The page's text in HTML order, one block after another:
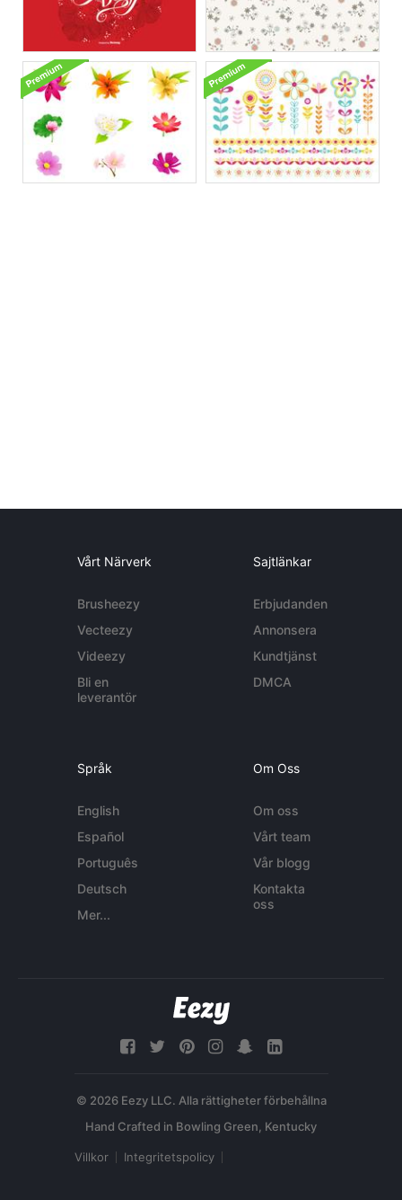
Vårt Närverk
Brusheezy
Vecteezy
Videezy
Bli en
leverantör
Sajtlänkar
Erbjudanden
Annonsera
Kundtjänst
DMCA
Språk
English
Español
Português
Deutsch
Mer...
Om Oss
Om oss
Vårt team
Vår blogg
Kontakta
oss
© 2026 Eezy LLC. Alla rättigheter förbehållna
Villkor Integritetspolicy